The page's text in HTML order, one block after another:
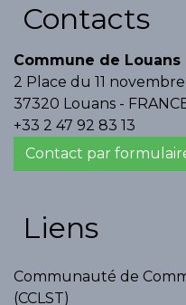
Contacts
Commune de Louans
2 Place du 11 novembre
37320 Louans -
+33 2 47 92 83 13
Contact par
Liens
Communauté de
(CCLST)